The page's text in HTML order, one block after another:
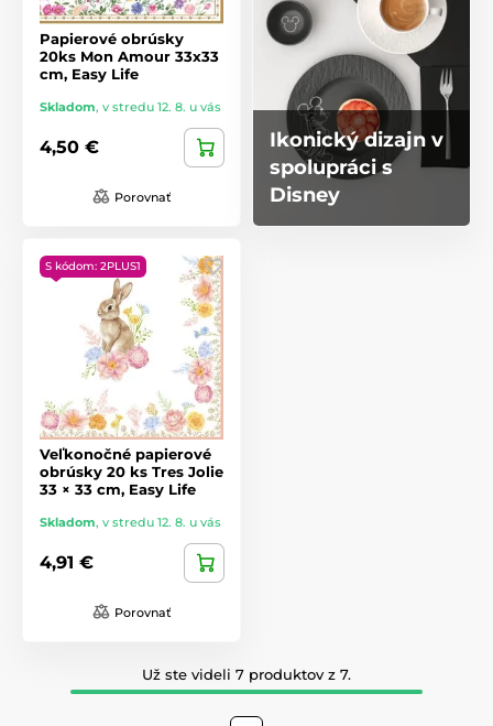
Papierové obrúsky
20ks Mon Amour 33x33
cm, Easy Life
Skladom, v stredu 12. 8. u vás
4,50 €
Porovnať
Ikonický dizajn v
spolupráci s
Disney
S kódom: 2PLUS1
Veľkonočné papierové
obrúsky 20 ks Tres Jolie
33 × 33 cm, Easy Life
Skladom, v stredu 12. 8. u vás
4,91 €
Porovnať
Už ste videli 7 produktov z 7.